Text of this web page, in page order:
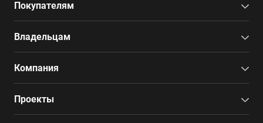
Покупателям
Владельцам
Компания
Проекты